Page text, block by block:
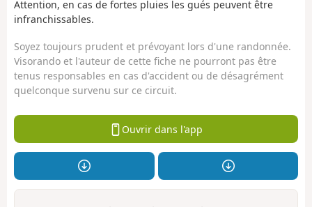
Attention, en cas de fortes pluies les gués peuvent être
infranchissables.
Soyez toujours prudent et prévoyant lors d'une randonnée.
Visorando et l'auteur de cette fiche ne pourront pas être
tenus responsables en cas d'accident ou de désagrément
quelconque survenu sur ce circuit.
Ouvrir dans l'app